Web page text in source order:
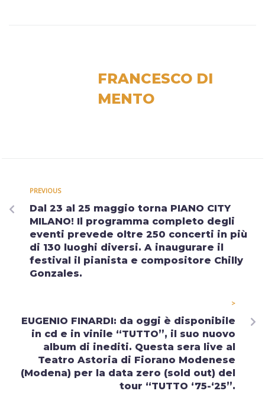
FRANCESCO DI
MENTO
PREVIOUS
Dal 23 al 25 maggio torna PIANO CITY
MILANO! Il programma completo degli
eventi prevede oltre 250 concerti in più
di 130 luoghi diversi. A inaugurare il
festival il pianista e compositore Chilly
Gonzales.
>
EUGENIO FINARDI: da oggi è disponibile
in cd e in vinile “TUTTO”, il suo nuovo
album di inediti. Questa sera live al
Teatro Astoria di Fiorano Modenese
(Modena) per la data zero (sold out) del
tour “TUTTO ‘75-‘25”.